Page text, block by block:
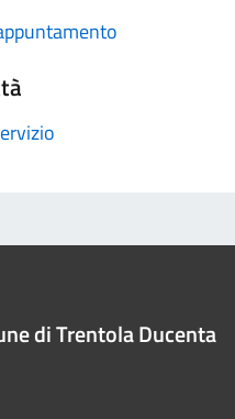
di Trentola Ducenta